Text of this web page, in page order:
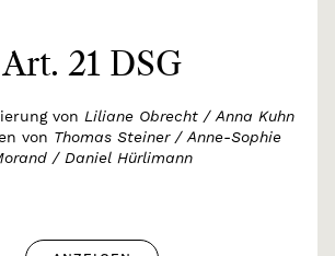
Art. 21 DSG
von Liliane Obrecht / Anna Kuhn
von Thomas Steiner / Anne-Sophie
/ Daniel Hürlimann